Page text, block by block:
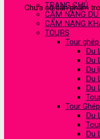
Chưa có sản phẩm
TRANG CHỦ
CẨM NANG DU
CẨM NANG
TOURS
Tour
Du
Du
Du
Du
Du
Tour
Du
Du